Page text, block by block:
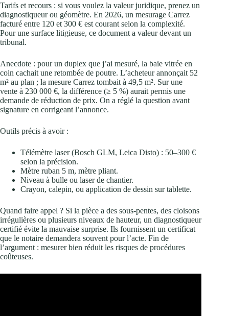
Tarifs et recours : si vous voulez la valeur juridique, prenez un
diagnostiqueur ou géomètre. En 2026, un mesurage Carrez
facturé entre 120 et 300 € est courant selon la complexité.
Pour une surface litigieuse, ce document a valeur devant un
tribunal.
Anecdote : pour un duplex que j’ai mesuré, la baie vitrée en
coin cachait une retombée de poutre. L’acheteur annonçait 52
m² au plan ; la mesure Carrez tombait à 49,5 m². Sur une
vente à 230 000 €, la différence (≥ 5 %) aurait permis une
demande de réduction de prix. On a réglé la question avant
signature en corrigeant l’annonce.
Outils précis à avoir :
Télémètre laser (Bosch GLM, Leica Disto) : 50–300 €
selon la précision.
Mètre ruban 5 m, mètre pliant.
Niveau à bulle ou laser de chantier.
Crayon, calepin, ou application de dessin sur tablette.
Quand faire appel ? Si la pièce a des sous-pentes, des cloisons
irrégulières ou plusieurs niveaux de hauteur, un diagnostiqueur
certifié évite la mauvaise surprise. Ils fournissent un certificat
que le notaire demandera souvent pour l’acte. Fin de
l’argument : mesurer bien réduit les risques de procédures
coûteuses.